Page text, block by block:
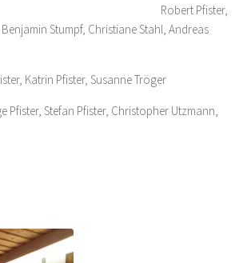
Robert Pfister,
Stumpf, Christiane Stahl, Andreas
Katrin Pfister, Susanne Tröger
Pfister, Stefan Pfister, Christopher Utzmann,